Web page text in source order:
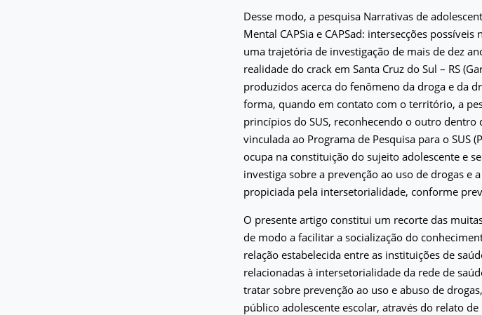
Desse modo, a pesquisa Narrativas de
Mental CAPSia e CAPSad: intersecções
uma trajetória de investigação de mais de dez
realidade do crack em Santa Cruz do Sul – RS
produzidos acerca do fenômeno da droga e da
forma, quando em contato com o território, a
princípios do SUS, reconhecendo o outro
vinculada ao Programa de Pesquisa para o SUS
ocupa na constituição do sujeito adolescente e
investiga sobre a prevenção ao uso de drogas e
propiciada pela intersetorialidade, conforme
O presente artigo constitui um recorte das
de modo a facilitar a socialização do
relação estabelecida entre as instituições de
relacionadas à intersetorialidade da rede de
tratar sobre prevenção ao uso e abuso de
público adolescente escolar, através do relato